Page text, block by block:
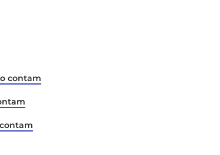
contam